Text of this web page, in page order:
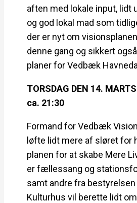
aften med lokale input, lidt
og god lokal mad som
der er nyt om
denne gang og sikkert
planer for Vedbæk
TORSDAG DEN 14.
ca. 21:30
Formand for Vedbæk
løfte lidt mere af sløret for
planen for at skabe Mere
er fællessang og
samt andre fra
Kulturhus vil berette lidt